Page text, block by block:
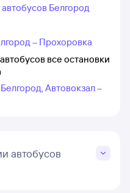
Белгород
– Прохоровка
все остановки
Автовокзал –
автобусов